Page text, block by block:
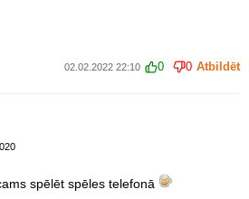
02.02.2022 22:10 0 0 Atbildēt
spēlēt spēles telefonā